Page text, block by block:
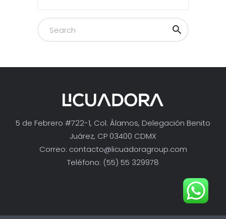
5 de Febrero #722-1, Col. Álamos, Delegación Benito
Juárez, CP 03400 CDMX
Correo: contacto@licuadoragroup.com
Teléfono: (55) 55 329978